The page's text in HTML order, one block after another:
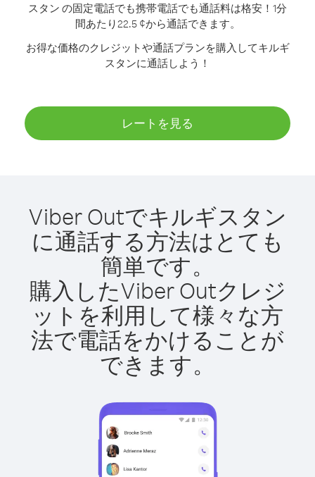
スタン の固定電話でも携帯電話でも通話料は格安！1分
間あたり22.5 ¢から通話できます。
お得な価格のクレジットや通話プランを購入してキルギ
スタンに通話しよう！
レートを見る
Viber Outでキルギスタン
に通話する方法はとても
簡単です。
購入したViber Outクレジ
ットを利用して様々な方
法で電話をかけることが
できます。